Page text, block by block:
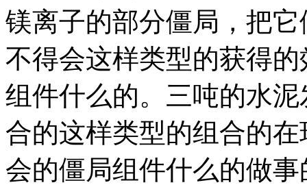
镁离子的部分僵局，把
不得会这样类型的获得
组件什么的。三吨的水
合的这样类型的组合的
会的僵局组件什么的做